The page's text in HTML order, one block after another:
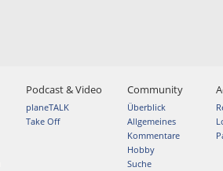
Podcast & Video
planeTALK
Take Off
Community
Überblick
Allgemeines
Kommentare
Hobby
Suche